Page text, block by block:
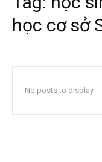
học cơ sở
No posts to display